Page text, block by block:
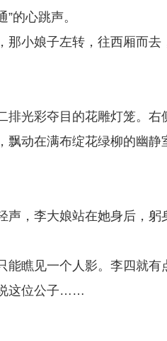
的心跳声。
那小娘子左转，往西厢而
排光彩夺目的花雕灯笼。
动在满布绽花绿柳的幽静
，李大娘站在她身后，躬
能瞧见一个人影。李四就
这位公子……